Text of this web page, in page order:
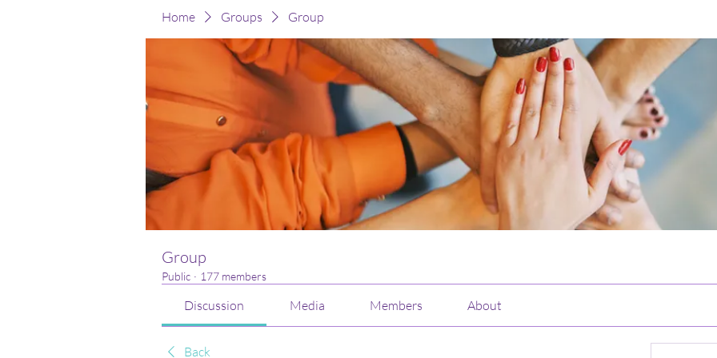
Home Groups Group
Group
Public · 177 members
Discussion Media Members About
Back